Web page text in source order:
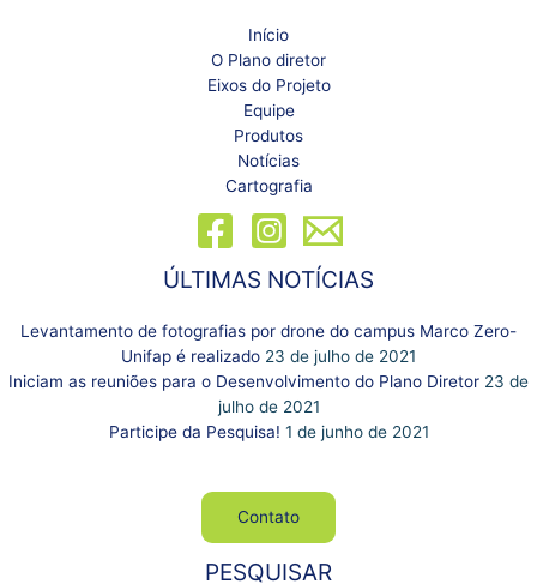
Início
O Plano diretor
Eixos do Projeto
Equipe
Produtos
Notícias
Cartografia
ÚLTIMAS NOTÍCIAS
Levantamento de fotografias por drone do campus Marco Zero-
Unifap é realizado 23 de julho de 2021
Iniciam as reuniões para o Desenvolvimento do Plano Diretor 23 de
julho de 2021
Participe da Pesquisa! 1 de junho de 2021
Contato
PESQUISAR